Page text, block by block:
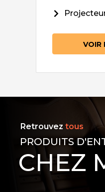
VOIR
Retrouvez tous
PRODUITS
CHEZ